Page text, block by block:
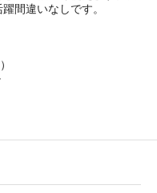
間違いなしです。